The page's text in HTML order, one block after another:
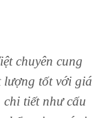
chuyên cung
lượng tốt với giá
tiết như cấu